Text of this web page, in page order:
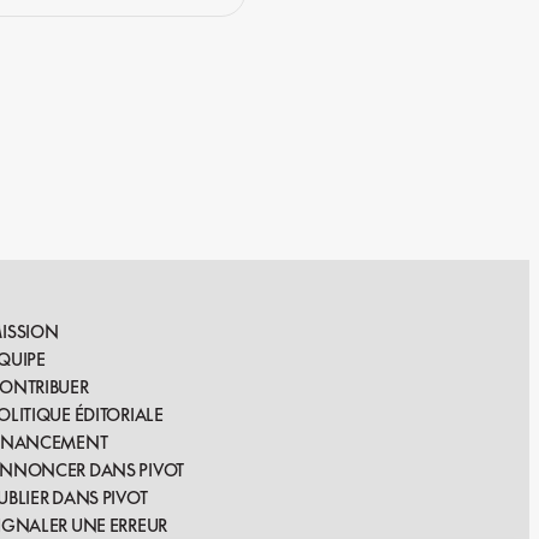
ÉDITORIALE
DANS PIVOT
DANS PIVOT
UNE ERREUR